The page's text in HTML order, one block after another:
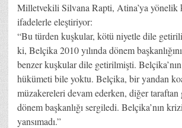
Milletvekili Silvana Rapti, Atina’ya yönelik
ifadelerle eleştiriyor:
“Bu türden kuşkular, kötü niyetle dile
ki, Belçika 2010 yılında dönem
benzer kuşkular dile getirilmişti.
hükümeti bile yoktu. Belçika, bir yandan
müzakereleri devam ederken, diğer
dönem başkanlığı sergiledi. Belçika’nın
yansımadı.”